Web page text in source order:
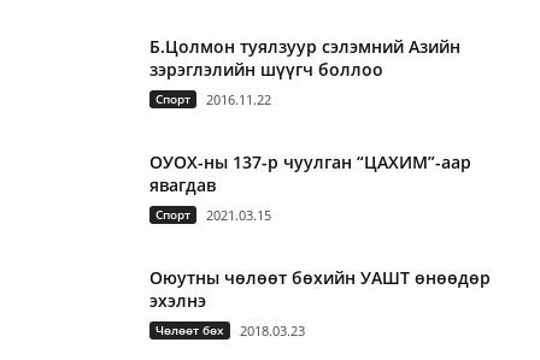
Б.Цолмон туялзуур сэлэмний Азийн
зэрэглэлийн шүүгч боллоо
Спорт 2016.11.22
ОУОХ-ны 137-р чуулган “ЦАХИМ”-аар
явагдав
Спорт 2021.03.15
Оюутны чөлөөт бөхийн УАШТ өнөөдөр
эхэлнэ
Чөлөөт бөх 2018.03.23